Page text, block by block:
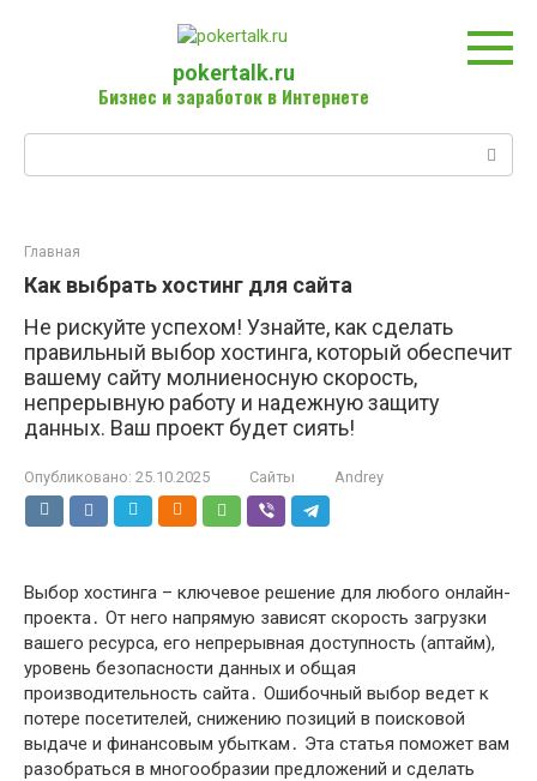
pokertalk.ru
Бизнес и заработок в Интернете
Главная
Как выбрать хостинг для сайта
Не рискуйте успехом! Узнайте, как сделать
правильный выбор хостинга, который обеспечит
вашему сайту молниеносную скорость,
непрерывную работу и надежную защиту
данных. Ваш проект будет сиять!
Опубликовано: 25.10.2025 Сайты Andrey
Выбор хостинга – ключевое решение для любого онлайн-
проекта․ От него напрямую зависят скорость загрузки
вашего ресурса, его непрерывная доступность (аптайм),
уровень безопасности данных и общая
производительность сайта․ Ошибочный выбор ведет к
потере посетителей, снижению позиций в поисковой
выдаче и финансовым убыткам․ Эта статья поможет вам
разобраться в многообразии предложений и сделать